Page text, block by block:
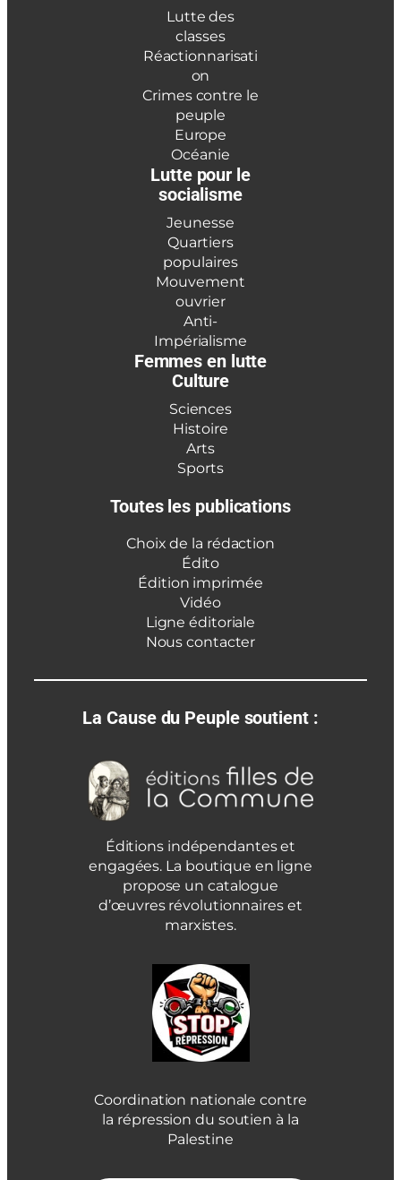
Lutte des
classes
Réactionnarisati
on
Crimes contre le
peuple
Europe
Océanie
Lutte pour le
socialisme
Jeunesse
Quartiers
populaires
Mouvement
ouvrier
Anti-
Impérialisme
Femmes en lutte
Culture
Sciences
Histoire
Arts
Sports
Toutes les publications
Choix de la rédaction
Édito
Édition imprimée
Vidéo
Ligne éditoriale
Nous contacter
La Cause du Peuple soutient :
Éditions indépendantes et
engagées. La boutique en ligne
propose un catalogue
d’œuvres révolutionnaires et
marxistes.
Coordination nationale contre
la répression du soutien à la
Palestine